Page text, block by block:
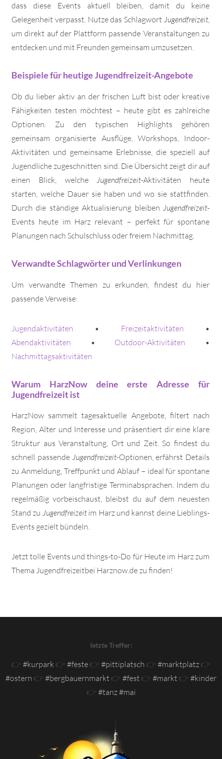
dass diese Events aktuell bleiben, damit du keine
Gelegenheit verpasst. Nutze das Schlagwort Jugendfreizeit,
um direkt auf der Plattform passende Veranstaltungen zu
entdecken und mit Freunden gemeinsam umzusetzen.
Beispiele für heutige Jugendfreizeit-Angebote
Ob du lieber aktiv an der frischen Luft bist oder kreative
Fähigkeiten testen möchtest – heute gibt es zahlreiche
Optionen. Zu den typischen Highlights gehören
gemeinsam organisierte Ausflüge, Workshops, Indoor-
Aktivitäten und gemeinsame Erlebnisse, die speziell auf
Jugendliche zugeschnitten sind. Die Übersicht zeigt dir auf
einen Blick, welcheJugendfreizeit-Aktivitäten heute
starten, welche Dauer sie haben und wo sie stattfinden.
Durch die ständige Aktualisierung bleiben Jugendfreizeit-
Events heute im Harz relevant – perfekt für spontane
Planungen nach Schulschluss oder freiem Nachmittag.
Verwandte Schlagwörter und Verlinkungen
Um verwandte Themen zu erkunden, findest du hier
passende Verweise:
Jugendaktivitäten • Freizeitaktivitäten •
Abendaktivitäten • Outdoor-Aktivitäten •
Nachmittagsaktivitäten
Warum HarzNow deine erste Adresse für
Jugendfreizeit ist
HarzNow sammelt tagesaktuelle Angebote, filtert nach
Region, Alter und Interesse und präsentiert dir eine klare
Struktur aus Veranstaltung, Ort und Zeit. So findest du
schnell passende Jugendfreizeit-Optionen, erfährst Details
zu Anmeldung, Treffpunkt und Ablauf – ideal für spontane
Planungen oder langfristige Terminabsprachen. Indem du
regelmäßig vorbeischaust, bleibst du auf dem neuesten
Stand zu Jugendfreizeitim Harz und kannst deine Lieblings-
Events gezielt bündeln.
Jetzt tolle Events und things-to-Do für Heute im Harz zum
Thema Jugendfreizeitbei Harznow.de zu finden!
letzte Treffer:
👉 #kurpark 👉 #feste 👉 #pittiplatsch 👉 #marktplatz 👉
#ostern 👉 #bergbauernmarkt 👉 #fest 👉 #markt 👉 #kinder
👉 #tanz #mai